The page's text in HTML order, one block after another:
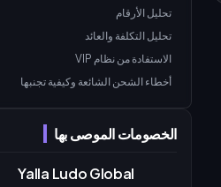
تحليل الأرقام
تحليل التكلفة والعائد
الاستفادة من نظام VIP
أخطاء الشحن الشائعة وكيفية تجنبها
استراتيجية البطولة: تعظيم قيمة جواهرك
توقيت الشحن
أمان الحساب: شحن آمن مع buffget
الخصومات الموصى بها
Yalla Ludo Global